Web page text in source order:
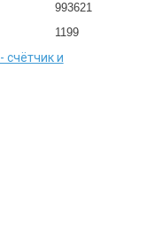
993621
1199